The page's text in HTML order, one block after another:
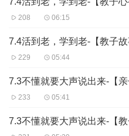
208 06:15
7.4活到老，学到老-【教子故
229 05:44
7.3不懂就要大声说出来-【亲
233 05:41
7.3不懂就要大声说出来-【教